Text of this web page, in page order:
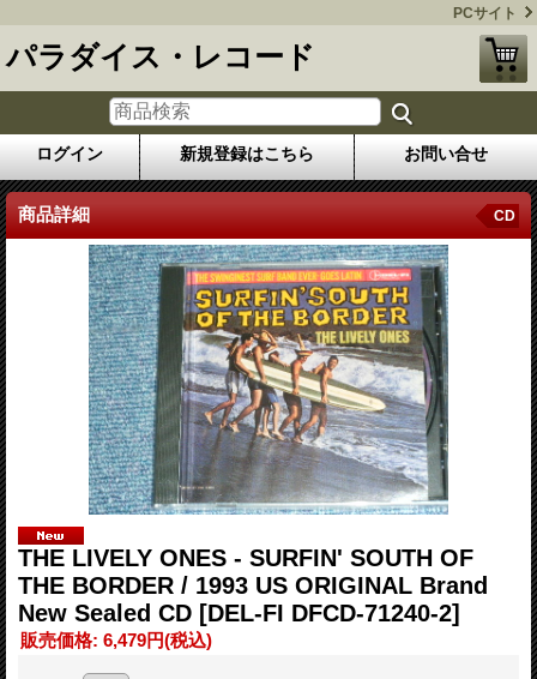
PCサイト
パラダイス・レコード
ログイン 新規登録はこちら お問い合せ
商品詳細 CD
THE LIVELY ONES - SURFIN' SOUTH OF
THE BORDER / 1993 US ORIGINAL Brand
New Sealed CD [DEL-FI DFCD-71240-2]
販売価格: 6,479円(税込)